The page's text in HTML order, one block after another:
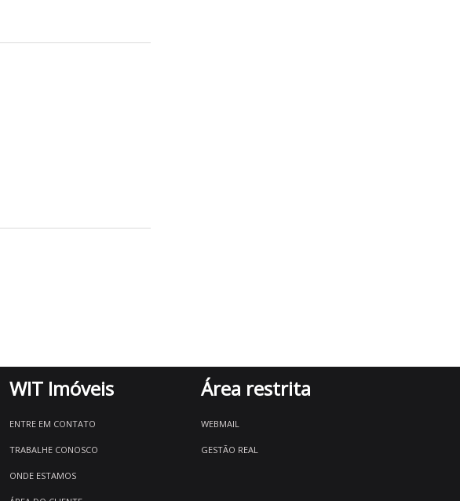
WIT Imóveis
ENTRE EM CONTATO
TRABALHE CONOSCO
ONDE ESTAMOS
Área restrita
WEBMAIL
GESTÃO REAL